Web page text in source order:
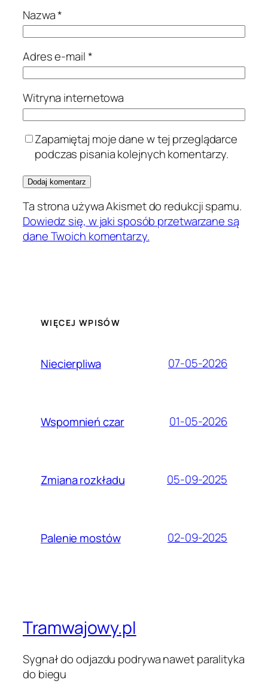
Nazwa*
Adres e-mail*
Witryna internetowa
Zapamiętaj moje dane w tej przeglądarce
podczas pisania kolejnych komentarzy.
Ta strona używa Akismet do redukcji spamu.
Dowiedz się, w jaki sposób przetwarzane są
dane Twoich komentarzy.
WIĘCEJ WPISÓW
Niecierpliwa 07-05-2026
Wspomnień czar 01-05-2026
Zmiana rozkładu 05-09-2025
Palenie mostów 02-09-2025
Tramwajowy.pl
Sygnał do odjazdu podrywa nawet paralityka
do biegu